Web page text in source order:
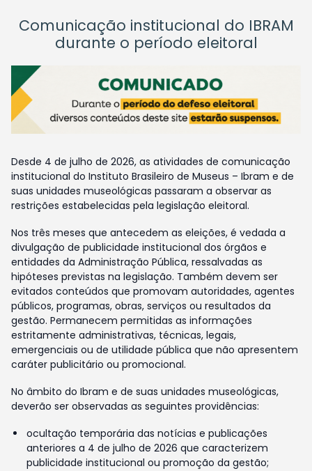
Comunicação institucional do IBRAM
durante o período eleitoral
Desde 4 de julho de 2026, as atividades de comunicação
institucional do Instituto Brasileiro de Museus – Ibram e de
suas unidades museológicas passaram a observar as
restrições estabelecidas pela legislação eleitoral.
Nos três meses que antecedem as eleições, é vedada a
divulgação de publicidade institucional dos órgãos e
entidades da Administração Pública, ressalvadas as
hipóteses previstas na legislação. Também devem ser
evitados conteúdos que promovam autoridades, agentes
públicos, programas, obras, serviços ou resultados da
gestão. Permanecem permitidas as informações
estritamente administrativas, técnicas, legais,
emergenciais ou de utilidade pública que não apresentem
caráter publicitário ou promocional.
No âmbito do Ibram e de suas unidades museológicas,
deverão ser observadas as seguintes providências:
ocultação temporária das notícias e publicações
anteriores a 4 de julho de 2026 que caracterizem
publicidade institucional ou promoção da gestão;